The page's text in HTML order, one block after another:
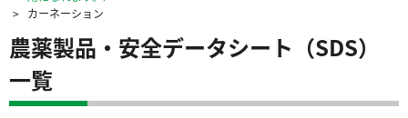
カーネーション
農薬製品・安全データシート（SDS）
一覧